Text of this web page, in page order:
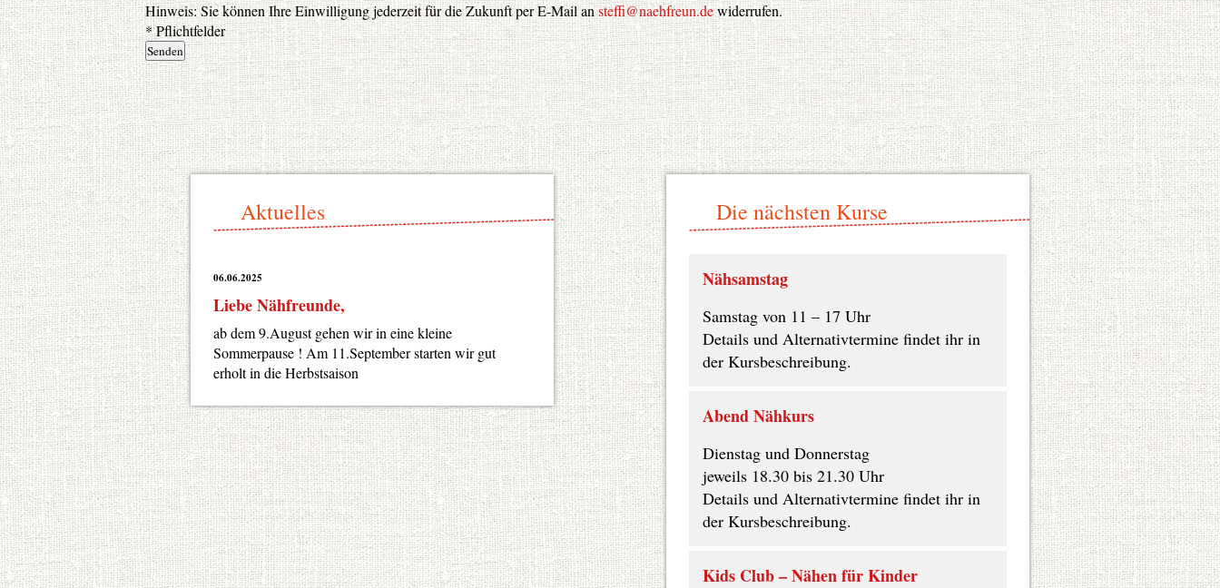
Hinweis: Sie können Ihre Einwilligung jederzeit für die Zukunft per E-Mail ansteffi@naehfreun.dewiderrufen.
* Pflichtfelder
Aktuelles
06.06.2025
Liebe Nähfreunde,
ab dem 9.August gehen wir in eine kleine
Sommerpause ! Am 11.September starten wir gut
erholt in die Herbstsaison
Die nächsten Kurse
Nähsamstag
Samstag von 11 – 17 Uhr
Details und Alternativtermine findet ihr in
der Kursbeschreibung.
Abend Nähkurs
Dienstag und Donnerstag
jeweils 18.30 bis 21.30 Uhr
Details und Alternativtermine findet ihr in
der Kursbeschreibung.
Kids Club – Nähen für Kinder